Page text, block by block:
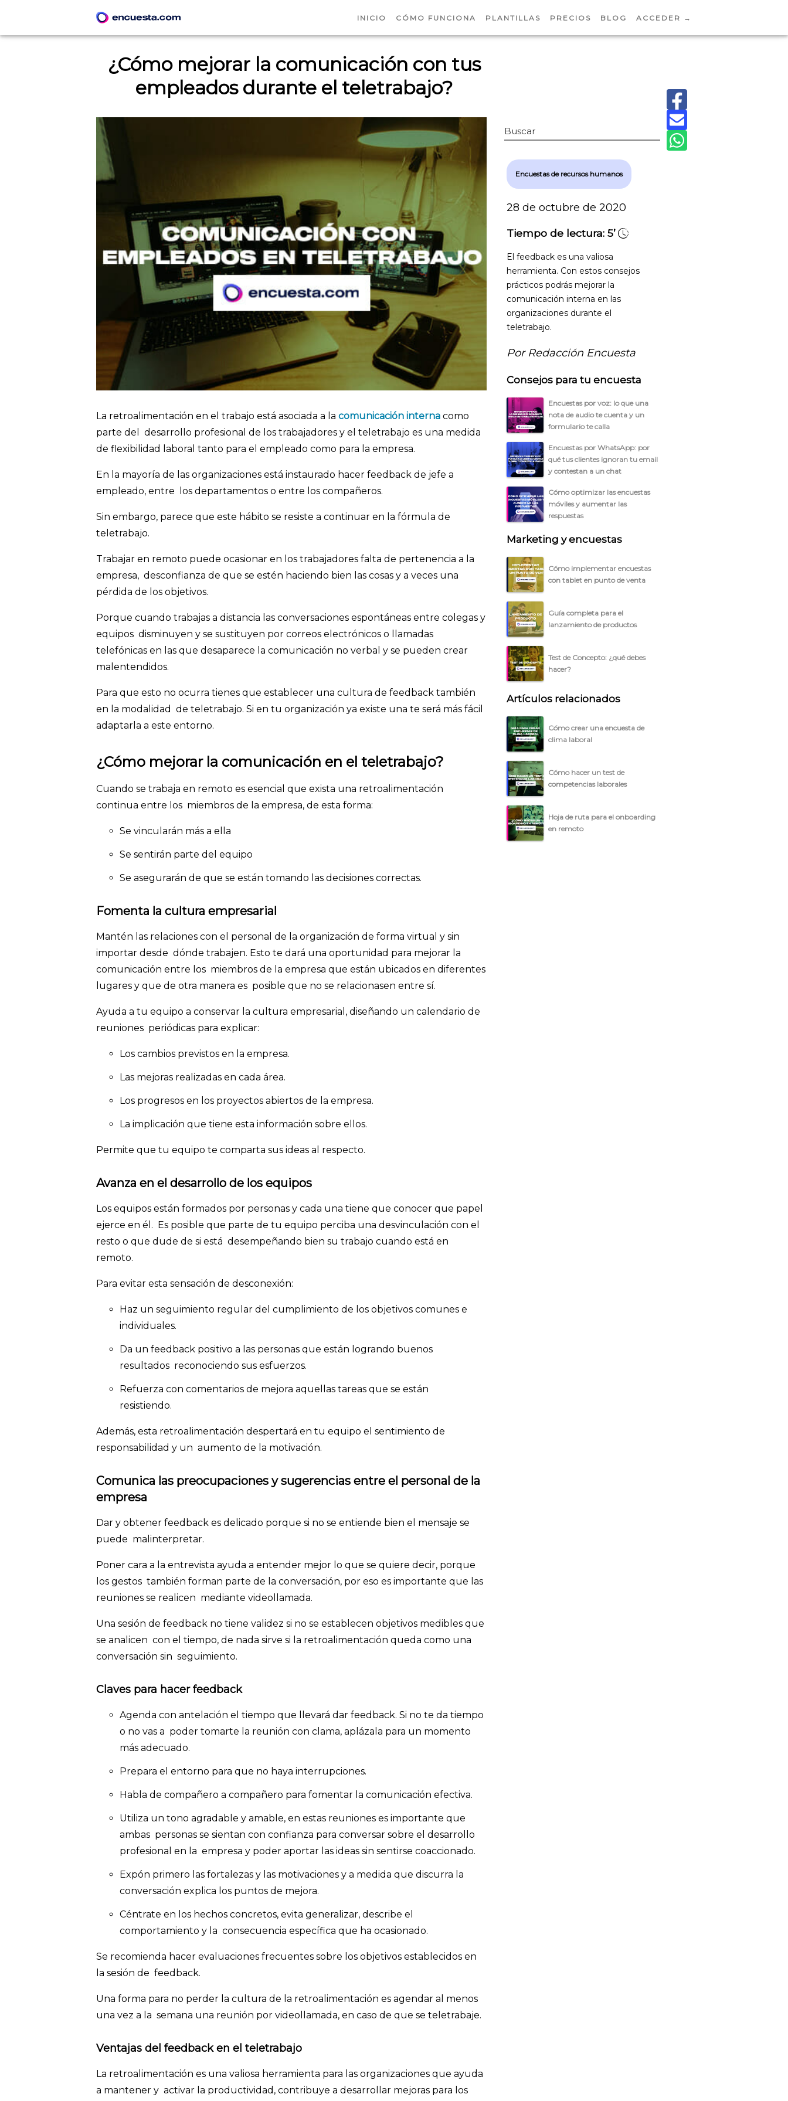
INICIO CÓMO FUNCIONA PLANTILLAS PRECIOS BLOG ACCEDER →
¿Cómo mejorar la comunicación con tus
empleados durante el teletrabajo?
Buscar
La retroalimentación en el trabajo está asociada a la comunicación interna como
parte del desarrollo profesional de los trabajadores y el teletrabajo es una medida
de flexibilidad laboral tanto para el empleado como para la empresa.
En la mayoría de las organizaciones está instaurado hacer feedback de jefe a
empleado, entre los departamentos o entre los compañeros.
Sin embargo, parece que este hábito se resiste a continuar en la fórmula de
teletrabajo.
Trabajar en remoto puede ocasionar en los trabajadores falta de pertenencia a la
empresa, desconfianza de que se estén haciendo bien las cosas y a veces una
pérdida de los objetivos.
Porque cuando trabajas a distancia las conversaciones espontáneas entre colegas y
equipos disminuyen y se sustituyen por correos electrónicos o llamadas
telefónicas en las que desaparece la comunicación no verbal y se pueden crear
malentendidos.
Para que esto no ocurra tienes que establecer una cultura de feedback también
en la modalidad de teletrabajo. Si en tu organización ya existe una te será más fácil
adaptarla a este entorno.
¿Cómo mejorar la comunicación en el teletrabajo?
Cuando se trabaja en remoto es esencial que exista una retroalimentación
continua entre los miembros de la empresa, de esta forma:
Se vincularán más a ella
Se sentirán parte del equipo
Se asegurarán de que se están tomando las decisiones correctas.
Fomenta la cultura empresarial
Mantén las relaciones con el personal de la organización de forma virtual y sin
importar desde dónde trabajen. Esto te dará una oportunidad para mejorar la
comunicación entre los miembros de la empresa que están ubicados en diferentes
lugares y que de otra manera es posible que no se relacionasen entre sí.
Ayuda a tu equipo a conservar la cultura empresarial, diseñando un calendario de
reuniones periódicas para explicar:
Los cambios previstos en la empresa.
Las mejoras realizadas en cada área.
Los progresos en los proyectos abiertos de la empresa.
La implicación que tiene esta información sobre ellos.
Permite que tu equipo te comparta sus ideas al respecto.
Avanza en el desarrollo de los equipos
Los equipos están formados por personas y cada una tiene que conocer que papel
ejerce en él. Es posible que parte de tu equipo perciba una desvinculación con el
resto o que dude de si está desempeñando bien su trabajo cuando está en
remoto.
Para evitar esta sensación de desconexión:
Haz un seguimiento regular del cumplimiento de los objetivos comunes e
individuales.
Da un feedback positivo a las personas que están logrando buenos
resultados reconociendo sus esfuerzos.
Refuerza con comentarios de mejora aquellas tareas que se están
resistiendo.
Además, esta retroalimentación despertará en tu equipo el sentimiento de
responsabilidad y un aumento de la motivación.
Comunica las preocupaciones y sugerencias entre el personal de la
empresa
Dar y obtener feedback es delicado porque si no se entiende bien el mensaje se
puede malinterpretar.
Poner cara a la entrevista ayuda a entender mejor lo que se quiere decir, porque
los gestos también forman parte de la conversación, por eso es importante que las
reuniones se realicen mediante videollamada.
Una sesión de feedback no tiene validez si no se establecen objetivos medibles que
se analicen con el tiempo, de nada sirve si la retroalimentación queda como una
conversación sin seguimiento.
Claves para hacer feedback
Agenda con antelación el tiempo que llevará dar feedback. Si no te da tiempo
o no vas a poder tomarte la reunión con clama, aplázala para un momento
más adecuado.
Prepara el entorno para que no haya interrupciones.
Habla de compañero a compañero para fomentar la comunicación efectiva.
Utiliza un tono agradable y amable, en estas reuniones es importante que
ambas personas se sientan con confianza para conversar sobre el desarrollo
profesional en la empresa y poder aportar las ideas sin sentirse coaccionado.
Expón primero las fortalezas y las motivaciones y a medida que discurra la
conversación explica los puntos de mejora.
Céntrate en los hechos concretos, evita generalizar, describe el
comportamiento y la consecuencia específica que ha ocasionado.
Se recomienda hacer evaluaciones frecuentes sobre los objetivos establecidos en
la sesión de feedback.
Una forma para no perder la cultura de la retroalimentación es agendar al menos
una vez a la semana una reunión por videollamada, en caso de que se teletrabaje.
Ventajas del feedback en el teletrabajo
La retroalimentación es una valiosa herramienta para las organizaciones que ayuda
a mantener y activar la productividad, contribuye a desarrollar mejoras para los
Encuestas de recursos humanos
28 de octubre de 2020
Tiempo de lectura:5’
El feedback es una valiosa
herramienta. Con estos consejos
prácticos podrás mejorar la
comunicación interna en las
organizaciones durante el
teletrabajo.
Por Redacción Encuesta
Consejos para tu encuesta
Encuestas por voz: lo que una
nota de audio te cuenta y un
formulario te calla
Encuestas por WhatsApp: por
qué tus clientes ignoran tu email
y contestan a un chat
Cómo optimizar las encuestas
móviles y aumentar las
respuestas
Marketing y encuestas
Cómo implementar encuestas
con tablet en punto de venta
Guía completa para el
lanzamiento de productos
Test de Concepto: ¿qué debes
hacer?
Artículos relacionados
Cómo crear una encuesta de
clima laboral
Cómo hacer un test de
competencias laborales
Hoja de ruta para el onboarding
en remoto